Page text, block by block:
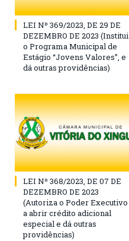
LEI Nº 369/2023, DE 29 DE
DEZEMBRO DE 2023 (Institui
o Programa Municipal de
Estágio “Jovens Valores”, e
dá outras providências)
LEI Nº 368/2023, DE 07 DE
DEZEMBRO DE 2023
(Autoriza o Poder Executivo
a abrir crédito adicional
especial e dá outras
providências)